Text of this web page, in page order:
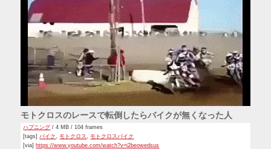
モトクロスのレースで転倒したらバイクが無くなった人
ハプニング / 4 MB / 104 frames
[tags]バイク,モトクロス,モトクロスバイク
[via] https://www.youtube.com/watch?v=i2beowedsus